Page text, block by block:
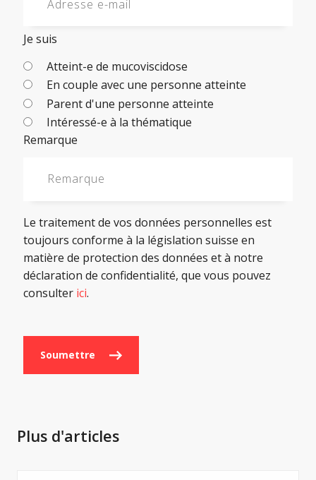
Je suis
Atteint-e de mucoviscidose
En couple avec une personne atteinte
Parent d'une personne atteinte
Intéressé-e à la thématique
Remarque
Le traitement de vos données personnelles est
toujours conforme à la législation suisse en
matière de protection des données et à notre
déclaration de confidentialité, que vous pouvez
consulter ici.
Soumettre
Plus d'articles